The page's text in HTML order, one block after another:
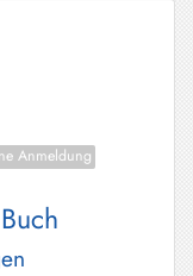
Anmeldung